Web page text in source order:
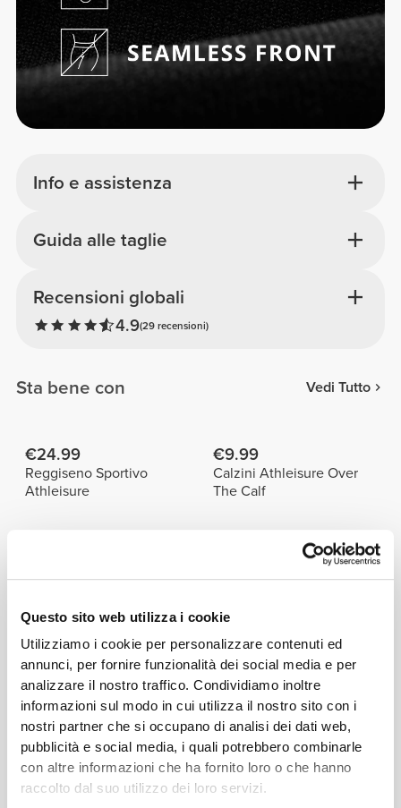
Questo sito web utilizza i cookie
Utilizziamo i cookie per personalizzare contenuti ed
annunci, per fornire funzionalità dei social media e per
analizzare il nostro traffico. Condividiamo inoltre
informazioni sul modo in cui utilizza il nostro sito con i
nostri partner che si occupano di analisi dei dati web,
pubblicità e social media, i quali potrebbero combinarle
con altre informazioni che ha fornito loro o che hanno
raccolto dal suo utilizzo dei loro servizi.
Info e assistenza
Recensioni globali
4.9(29 recensioni)
Guida alle taglie
Sta bene con Vedi Tutto
€24.99
Reggiseno Sportivo
Athleisure
€9.99
Calzini Athleisure Over
The Calf
Pantaloncini a Vita Media
Prodotti simili
€39.99
Pantaloncini a Vita Media
SilkShape
€24.99
Pantaloncini a Vita Alta
CoreMom
€24.99
Pantaloncini da Ciclista a
€24.99
Pantaloncini da Ciclista a